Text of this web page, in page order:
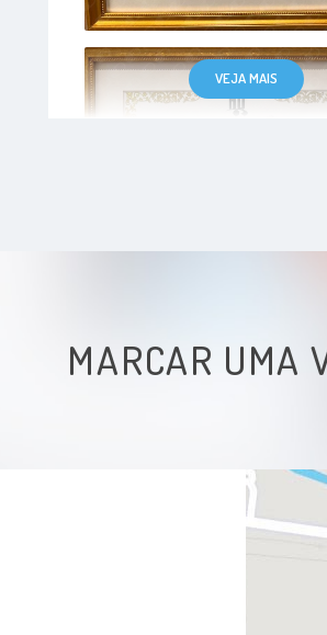
VEJA MAIS
MARCAR UMA